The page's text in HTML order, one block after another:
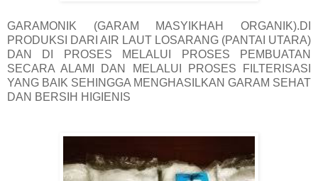
GARAMONIK (GARAM MASYIKHAH ORGANIK).DI
PRODUKSI DARI AIR LAUT LOSARANG (PANTAI UTARA)
DAN DI PROSES MELALUI PROSES PEMBUATAN
SECARA ALAMI DAN MELALUI PROSES FILTERISASI
YANG BAIK SEHINGGA MENGHASILKAN GARAM SEHAT
DAN BERSIH HIGIENIS